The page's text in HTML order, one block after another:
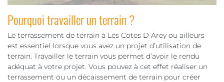
Pourquoi travailler un terrain ?
Le terrassement de terrain à Les Cotes D Arey ou ailleurs
est essentiel lorsque vous avez un projet d’utilisation de
terrain. Travailler le terrain vous permet d’avoir le rendu
adéquat à votre projet. Vous pouvez à cet effet réaliser un
terrassement ou un décaissement de terrain pour créer